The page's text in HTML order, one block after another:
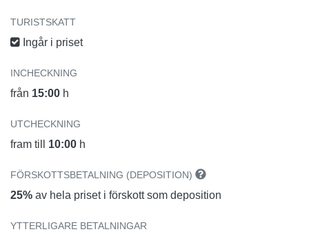
TURISTSKATT
Ingår i priset
INCHECKNING
från 15:00 h
UTCHECKNING
fram till 10:00 h
FÖRSKOTTSBETALNING (DEPOSITION)
25% av hela priset i förskott som deposition
YTTERLIGARE BETALNINGAR